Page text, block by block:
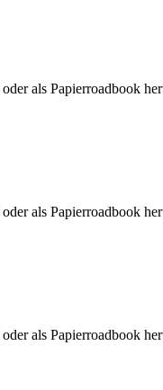
als Papierroadbook
als Papierroadbook
als Papierroadbook